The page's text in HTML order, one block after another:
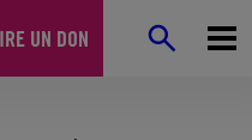
UN DON